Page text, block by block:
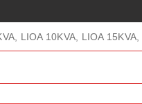
LIOA 10KVA, LIOA